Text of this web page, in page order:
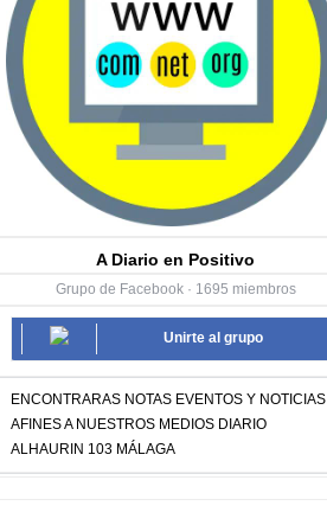
A Diario en Positivo
Grupo de Facebook · 1695 miembros
Unirte al grupo
ENCONTRARAS NOTAS EVENTOS Y NOTICIAS
AFINES A NUESTROS MEDIOS DIARIO
ALHAURIN 103 MÁLAGA